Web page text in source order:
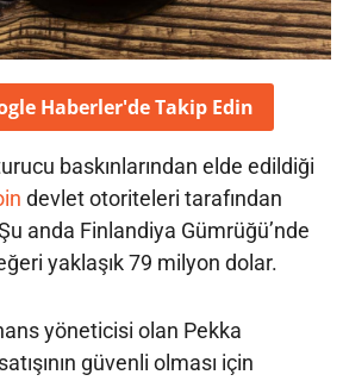
Haberler'deTakip Edin
baskınlarından elde edildiği
devlet otoriteleri tarafından
anda Finlandiya Gümrüğü’nde
yaklaşık 79 milyon dolar.
yöneticisi olan Pekka
güvenli olması için